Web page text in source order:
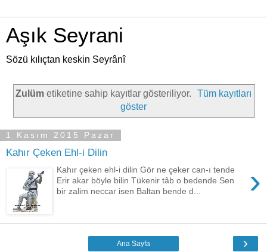
Aşık Seyrani
Sözü kılıçtan keskin Seyrânî
Zulümetiketine sahip kayıtlar gösteriliyor.
Tüm kayıtları
göster
1 Kasım 2015 Pazar
Kahır Çeken Ehl-i Dilin
›
Kahır çeken ehl-i dilin Gör ne çeker can-ı tende
Erir akar böyle bilin Tükenir tâb o bedende Sen
bir zalim neccar isen Baltan bende d...
›
Ana Sayfa